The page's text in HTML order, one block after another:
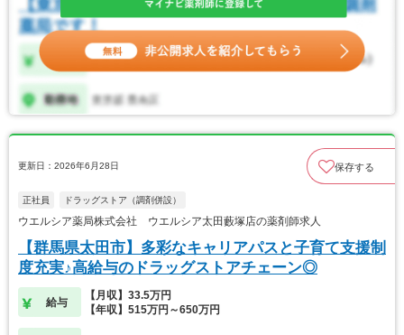
更新日：2026年6月28日 保存する
正社員 ドラッグストア（調剤併設）
ウエルシア薬局株式会社 ウエルシア太田藪塚店の薬剤師求人
【群馬県太田市】多彩なキャリアパスと子育て支援制
度充実♪高給与のドラッグストアチェーン◎
給与
【月収】33.5万円
【年収】515万円～650万円